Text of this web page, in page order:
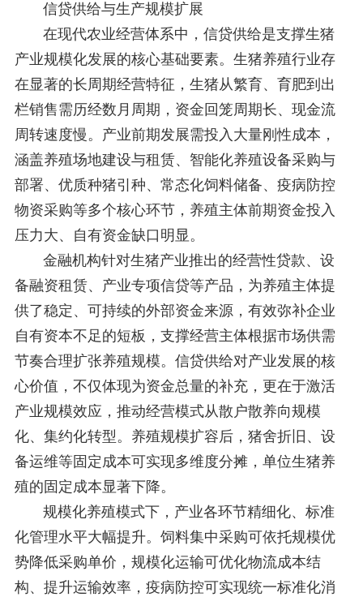
信贷供给与生产规模扩展
在现代农业经营体系中，信贷供给是支撑生猪
产业规模化发展的核心基础要素。生猪养殖行业存
在显著的长周期经营特征，生猪从繁育、育肥到出
栏销售需历经数月周期，资金回笼周期长、现金流
周转速度慢。产业前期发展需投入大量刚性成本，
涵盖养殖场地建设与租赁、智能化养殖设备采购与
部署、优质种猪引种、常态化饲料储备、疫病防控
物资采购等多个核心环节，养殖主体前期资金投入
压力大、自有资金缺口明显。
金融机构针对生猪产业推出的经营性贷款、设
备融资租赁、产业专项信贷等产品，为养殖主体提
供了稳定、可持续的外部资金来源，有效弥补企业
自有资本不足的短板，支撑经营主体根据市场供需
节奏合理扩张养殖规模。信贷供给对产业发展的核
心价值，不仅体现为资金总量的补充，更在于激活
产业规模效应，推动经营模式从散户散养向规模
化、集约化转型。养殖规模扩容后，猪舍折旧、设
备运维等固定成本可实现多维度分摊，单位生猪养
殖的固定成本显著下降。
规模化养殖模式下，产业各环节精细化、标准
化管理水平大幅提升。饲料集中采购可依托规模优
势降低采购单价，规模化运输可优化物流成本结
构、提升运输效率，疫病防控可实现统一标准化消